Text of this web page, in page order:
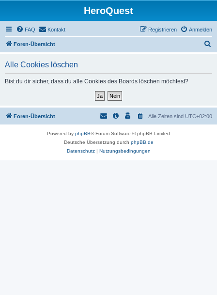
HeroQuest
FAQ Kontakt Anmelden
Registrieren
Foren-Übersicht
Alle Cookies löschen
Bist du dir sicher, dass du alle Cookies des Boards löschen möchtest?
Foren-Übersicht Alle Zeiten sind UTC+02:00
Powered by phpBB® Forum Software © phpBB Limited
Deutsche Übersetzung durch phpBB.de
Datenschutz| Nutzungsbedingungen